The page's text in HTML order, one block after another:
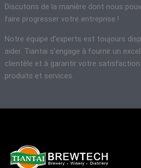
Discutons de la manière dont nous
faire progresser votre entreprise !
Notre équipe d'experts est toujours
aider. Tiantai s'engage à fournir un
clientèle et à garantir votre satisfaction
produits et services.